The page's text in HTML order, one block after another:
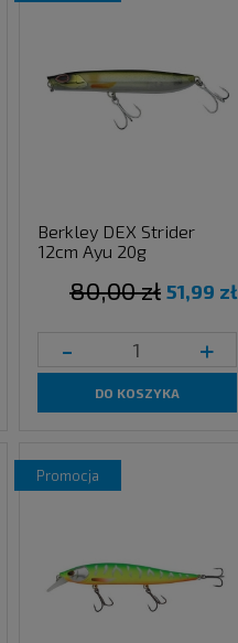
Berkley DEX Strider
12cm Ayu 20g
51,99 zł
80,00 zł
- +
DO KOSZYKA
promocja